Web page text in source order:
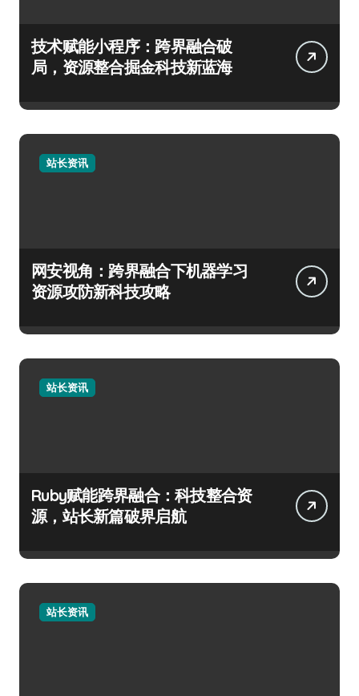
技术赋能小程序：跨界融合破
局，资源整合掘金科技新蓝海
站长资讯
网安视角：跨界融合下机器学习
资源攻防新科技攻略
站长资讯
Ruby赋能跨界融合：科技整合资
源，站长新篇破界启航
站长资讯